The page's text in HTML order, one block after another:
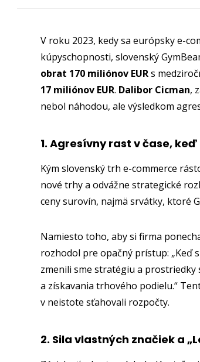
V roku 2023, kedy sa európsky e-
kúpyschopnosti, slovenský
obrat 170 miliónov EURs
17 miliónov EUR. Dalibor Cicman,
nebol náhodou, ale výsledkom
1. Agresívny rast v čase,
Kým slovenský trh e-commerce
nové trhy a odvážne strategické
ceny surovín, najmä srvátky, ktoré
Namiesto toho, aby si firma
rozhodol pre opačný prístup: „Keď
zmenili sme stratégiu a
a získavania trhového podielu.“
v neistote sťahovali rozpočty.
2. Sila vlastných značiek a